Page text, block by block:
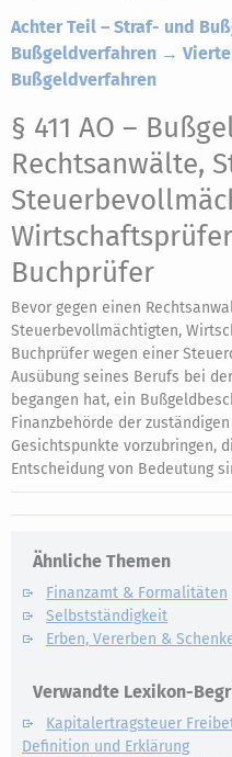
Achter Teil – Straf- und
Bußgeldverfahren →
Bußgeldverfahren
§ 411 AO –
Rechtsanwälte,
Buchprüfer
Bevor gegen einen
Steuerbevollmächtigten,
Buchprüfer wegen einer
Ausübung seines Berufs bei
begangen hat, ein
Finanzbehörde der
Gesichtspunkte vorzubringen,
Entscheidung von Bedeutung
Ähnliche Themen
Finanzamt & Formalitäten
Selbstständigkeit
Erben, Vererben &
Verwandte Lexikon-
Kapitalertragsteuer
Definition und Erklärung